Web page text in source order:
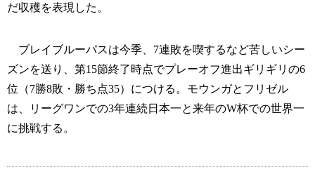
だ収穫を表現した。
ブレイブルーパスは今季、7連敗を喫するなど苦しいシー
ズンを送り、第15節終了時点でプレーオフ進出ギリギリの6
位（7勝8敗・勝ち点35）につける。モウンガとフリゼル
は、リーグワンでの3年連続日本一と来年のW杯での世界一
に挑戦する。